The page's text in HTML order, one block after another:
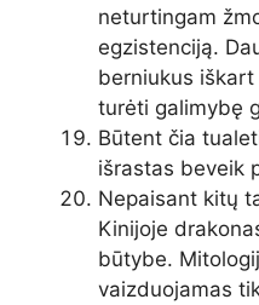
neturtingam
egzistenciją.
berniukus
turėti galimybę
Būtent čia
išrastas beveik
Nepaisant kitų
Kinijoje
būtybe.
vaizduojamas